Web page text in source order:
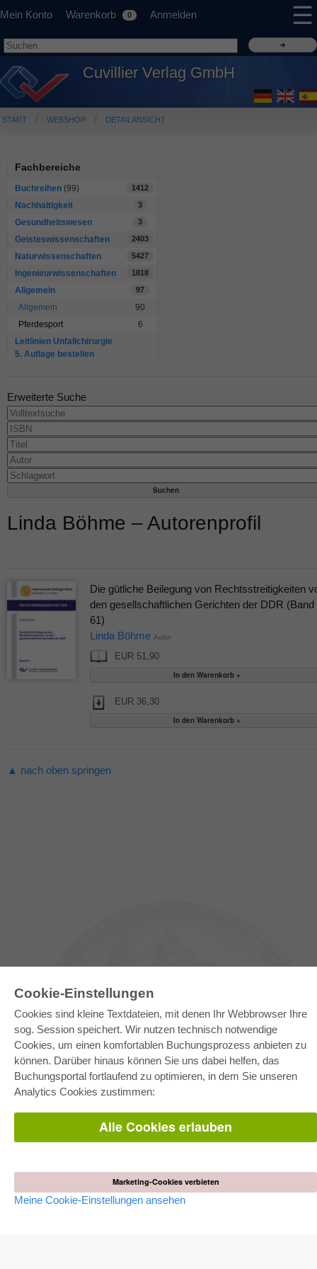
Cookie-Einstellungen
Cookies sind kleine Textdateien, mit denen Ihr Webbrowser Ihre
sog. Session speichert. Wir nutzen technisch notwendige
Cookies, um einen komfortablen Buchungsprozess anbieten zu
können. Darüber hinaus können Sie uns dabei helfen, das
Buchungsportal fortlaufend zu optimieren, in dem Sie unseren
Analytics Cookies zustimmen:
Alle Cookies erlauben
Marketing-Cookies verbieten
Meine Cookie-Einstellungen ansehen
Mein Konto Warenkorb 0 Anmelden ☰
Cuvillier Verlag GmbH
START WEBSHOP DETAILANSICHT
Fachbereiche
Buchreihen (99) 1412
Nachhaltigkeit 3
Gesundheitswesen 3
Geisteswissenschaften 2403
Naturwissenschaften 5427
Ingenieurwissenschaften 1818
Allgemein 97
Allgemein
90
Pferdesport
6
Leitlinien Unfallchirurgie
5. Auflage bestellen
Erweiterte Suche
Linda Böhme – Autorenprofil
Die gütliche Beilegung von Rechtsstreitigkeiten
den gesellschaftlichen Gerichten der DDR (Band
61)
Linda Böhme Autor
EUR 51,90
EUR 36,30
▲ nach oben springen
E-COLLECTION
Gesamtpaket
Fachbereichspakete
Bereitstellung von E-Books
Häufig gestellte Fragen (FAQ)
AGB